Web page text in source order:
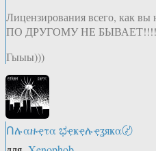
Лицензирования всего, как
ПО ДРУГОМУ НЕ
Гыыы)))
Ոሉαዙҿτα ಭҿҝҿሉҿʓяҝα〄